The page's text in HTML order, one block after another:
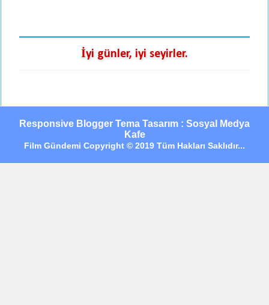
İyi günler, iyi seyirler.
Responsive Blogger Tema Tasarım : Sosyal Medya
Kafe
Film Gündemi Copyright © 2019 Tüm Hakları Saklıdır...